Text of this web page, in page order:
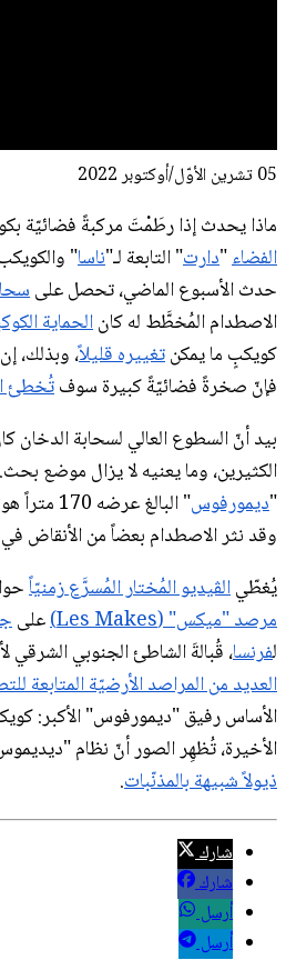
05 تشرين الأوّل/أوكتوبر 2022
ماذا يحدث إذا رطَمْتَ مركبةً فضائيّة
الفضاء"دارت" التابعة لـ"ناسا"
حدث الأسبوع الماضي، تحصل على
الاصطدام المُخطَّط له كانالحماية
كويكبٍ ما يمكنتغييره قليلاً، وبذلك،
فإنّ صخرةً فضائيّةً كبيرة سوفتُخطئ
بيد أنّ السطوع العالي لسحابة الدخان
الكثيرين، وما يعنيه لا يزال موضع
"ديمورفوس" البالغ عرضه 170 متراً هو أساساً
وقد نثر الاصطدام بعضاً من الأنقاض في
يُغطّيالڤيديو المُختار المُسرَّع زمنيّاًحوالي 20
مرصد "ميكس" (Les Makes)
على
لفرنسا، قُبالةَ الشاطئ الجنوبي الشرقي
العديد من المراصد الأرضيّة المتابعة
الأساس رفيق "ديمورفوس" الأكبر:
الأخيرة، تُظهِر الصور أنّ نظام
ذيولاً شبيهة بالمذنّبات.
شارك
شارك
أرسل
أرسل